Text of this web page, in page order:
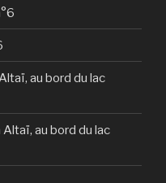
au bord du lac
au bord du lac